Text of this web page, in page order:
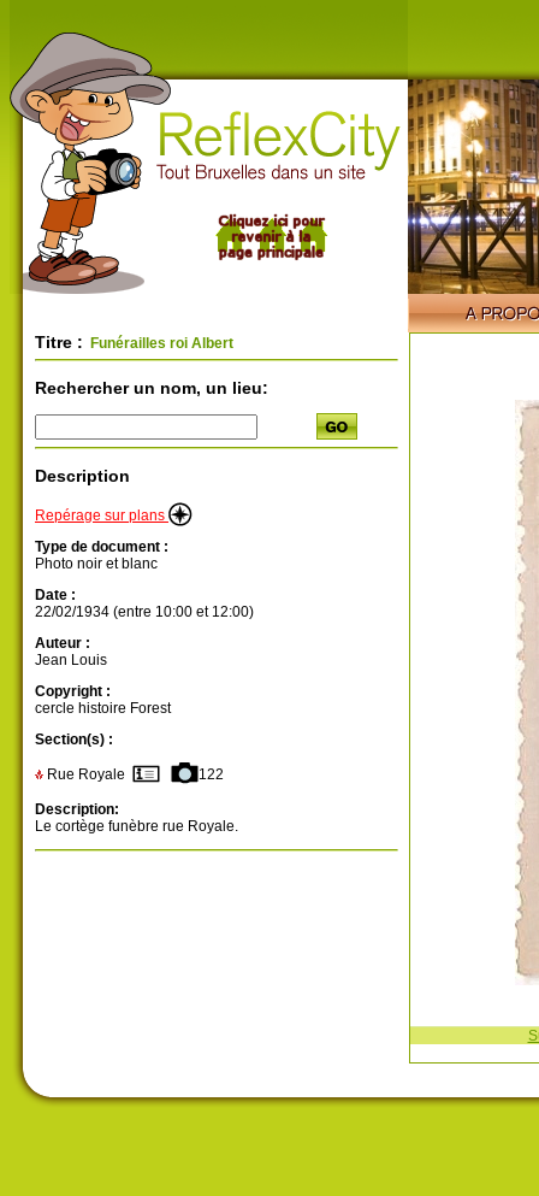
Titre : Funérailles roi Albert
Rechercher un nom, un lieu:
Description
Repérage sur plans
Type de document :
Photo noir et blanc
Date :
22/02/1934 (entre 10:00 et 12:00)
Auteur :
Jean Louis
Copyright :
cercle histoire Forest
Section(s) :
Rue Royale 122
Description:
Le cortège funèbre rue Royale.